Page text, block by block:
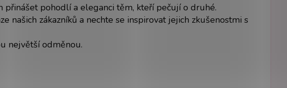
přinášet pohodlí a eleganci těm, kteří pečují o druhé.
našich zákazníků a nechte se inspirovat jejich zkušenostmi s
největší odměnou.